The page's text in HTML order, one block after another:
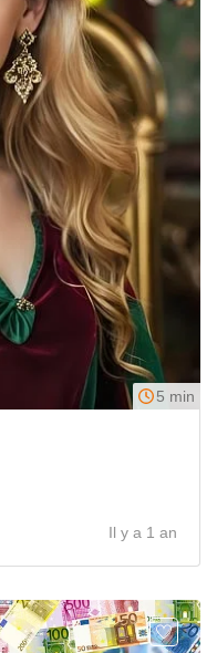
5 min
Il y a 1 an